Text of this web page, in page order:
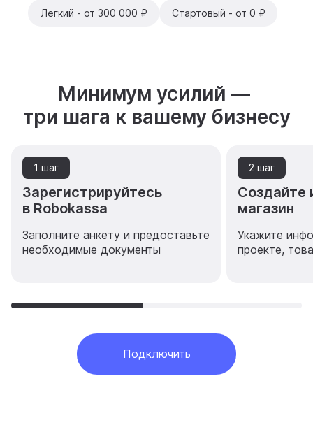
Легкий - от 300 000 ₽ Стартовый - от 0 ₽
Минимум усилий —
три шага к вашему бизнесу
1 шаг
Зарегистрируйтесь
в Robokassa
Заполните анкету и предоставьте
необходимые документы
2 шаг
Создайте
магазин
Укажите
проекте,
Подключить